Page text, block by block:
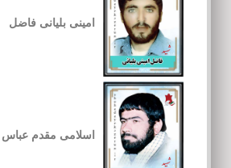
امینی بلیانی فاضل
اسلامی مقدم عباس